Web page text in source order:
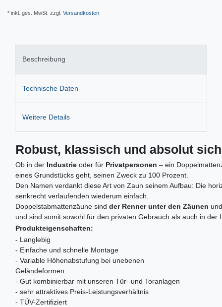
* inkl. ges. MwSt. zzgl. Versandkosten
Beschreibung
Technische Daten
Weitere Details
Robust, klassisch und absolut
Ob in der Industrie oder für Privatpersonen – ein
eines Grundstücks geht, seinen Zweck zu 100 Prozent.
Den Namen verdankt diese Art von Zaun seinem Aufbau: Die
senkrecht verlaufenden wiederum einfach.
Doppelstabmattenzäune sind der Renner unter den Zäunen
und sind somit sowohl für den privaten Gebrauch als auch in
Produkteigenschaften:
- Langlebig
- Einfache und schnelle Montage
- Variable Höhenabstufung bei unebenen
Geländeformen
- Gut kombinierbar mit unseren Tür- und Toranlagen
- sehr attraktives Preis-Leistungsverhältnis
- TÜV-Zertifiziert